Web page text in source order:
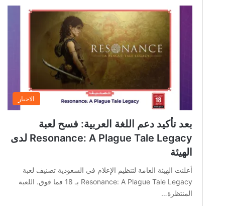
الاخبار
بعد تأكيد دعم اللغة العربية: فسح لعبة
Resonance: A Plague Tale Legacy لدى
الهيئة
أعلنت الهيئة العامة لتنظيم الإعلام في السعودية تصنيف لعبة
Resonance: A Plague Tale Legacy بـ 18 فما فوق. اللعبة
المنتظرة…